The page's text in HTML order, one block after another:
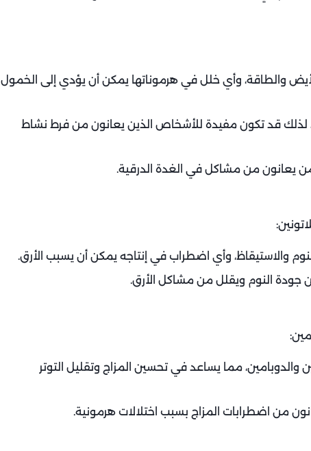
والطاقة، وأي خلل في هرموناتها يمكن أن يؤدي إلى الخمول
لذلك قد تكون مفيدة للأشخاص الذين يعانون من فرط نشاط
يعانون من مشاكل في الغدة الدرقية.
والاستيقاظ، وأي اضطراب في إنتاجه يمكن أن يسبب الأرق.
جودة النوم ويقلل من مشاكل الأرق.
والدوبامين، مما يساعد في تحسين المزاج وتقليل التوتر
من اضطرابات المزاج بسبب اختلالات هرمونية.